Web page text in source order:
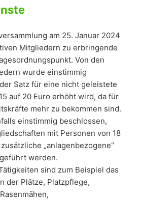
am 25. Januar 2024
Mitgliedern zu erbringende
Von den
wurde einstimmig
Satz für eine nicht geleistete
auf 20 Euro erhöht wird, da für
mehr zu bekommen sind.
einstimmig beschlossen,
mit Personen von 18
„anlagenbezogene“
werden.
sind zum Beispiel das
der Plätze, Platzpflege,